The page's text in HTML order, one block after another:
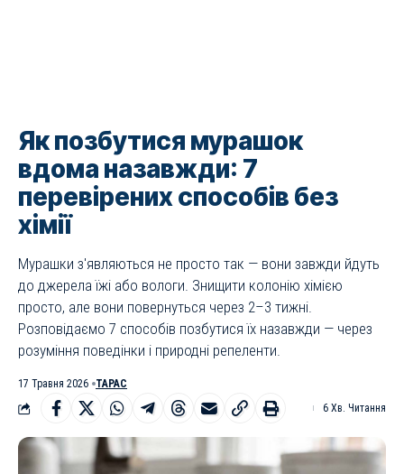
Як позбутися мурашок
вдома назавжди: 7
перевірених способів без
хімії
Мурашки з'являються не просто так — вони завжди йдуть
до джерела їжі або вологи. Знищити колонію хімією
просто, але вони повернуться через 2–3 тижні.
Розповідаємо 7 способів позбутися їх назавжди — через
розуміння поведінки і природні репеленти.
17 Травня 2026
ТАРАС
6 Хв. Читання